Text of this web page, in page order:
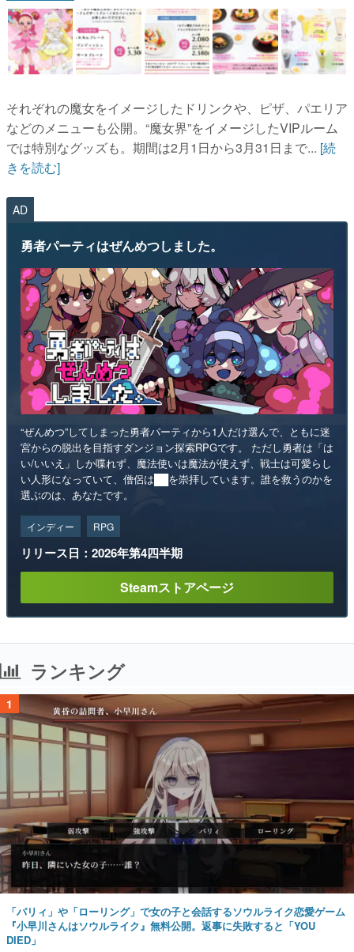
それぞれの魔女をイメージしたドリンクや、ピザ、パエリア
などのメニューも公開。“魔女界”をイメージしたVIPルーム
きを読む]
AD
“ぜんめつ”してしまった勇者パーティから1人だけ選んで、ともに迷
宮からの脱出を目指すダンジョン探索RPGです。 ただし勇者は「は
い/いいえ」しか喋れず、魔法使いは魔法が使えず、戦士は可愛らし
選ぶのは、あなたです。
インディー RPG
リリース日：2026年第4四半期
ランキング
1
「パリィ」や「ローリング」で女の子と会話するソウルライク恋愛ゲーム
『小早川さんはソウルライク』無料公開。返事に失敗すると「YOU
DIED」
2